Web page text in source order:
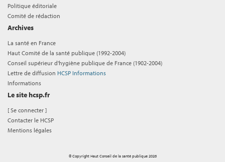
Politique éditoriale
Comité de rédaction
Archives
La santé en France
Haut Comité de la santé publique (1992-2004)
Conseil supérieur d'hygiène publique de France (1902-2004)
Lettre de diffusion HCSP Informations
Informations
Le site hcsp.fr
[Se connecter ]
Contacter le HCSP
Mentions légales
© Copyright Haut Conseil de la santé publique 2026